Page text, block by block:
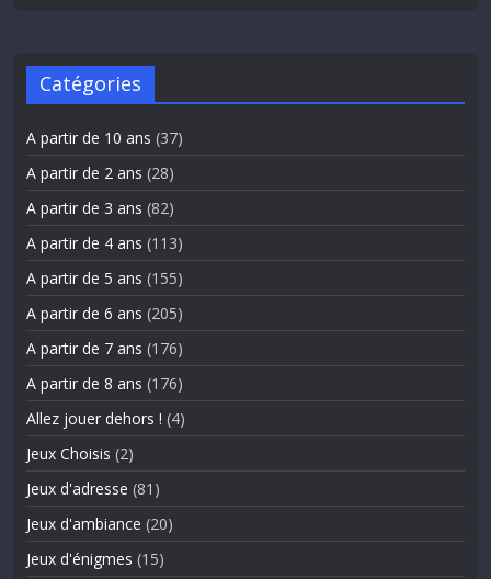
Catégories
A partir de 10 ans (37)
A partir de 2 ans (28)
A partir de 3 ans (82)
A partir de 4 ans (113)
A partir de 5 ans (155)
A partir de 6 ans (205)
A partir de 7 ans (176)
A partir de 8 ans (176)
Allez jouer dehors ! (4)
Jeux Choisis (2)
Jeux d'adresse (81)
Jeux d'ambiance (20)
Jeux d'énigmes (15)